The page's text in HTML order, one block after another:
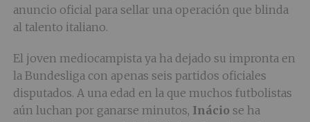
anuncio oficial para sellar una operación que blinda
al talento italiano.
El joven mediocampista ya ha dejado su impronta en
la Bundesliga con apenas seis partidos oficiales
disputados. A una edad en la que muchos futbolistas
aún luchan por ganarse minutos, Ináciose ha